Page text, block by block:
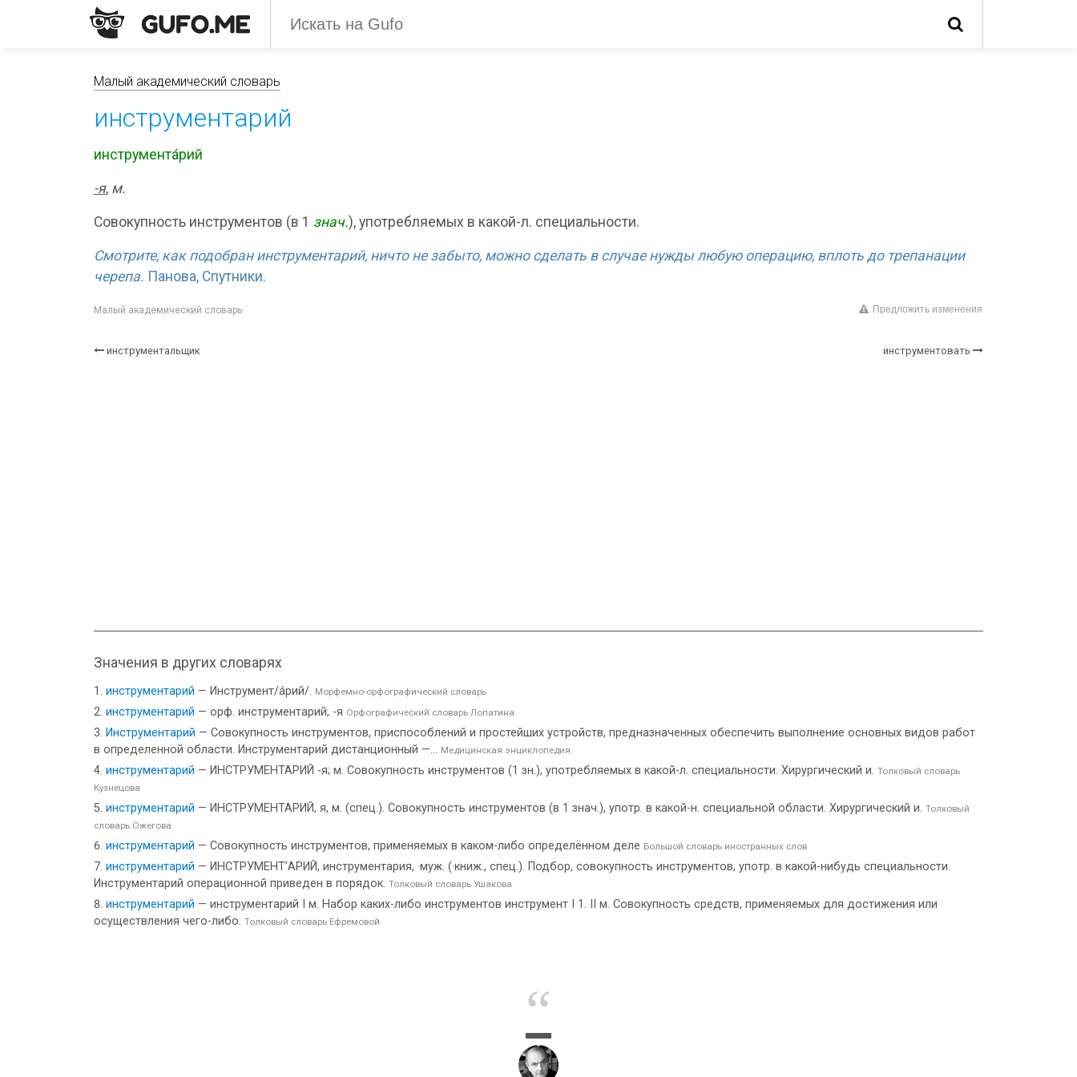
Малый академический словарь
инструментарий
инструмента́рий
-я, м.
Совокупность инструментов (в 1 знач.), употребляемых в какой-л. специальности.
Смотрите, как подобран инструментарий, ничто не забыто, можно сделать в случае нужды любую операцию, вплоть до трепанации
черепа. Панова, Спутники.
Малый академический словарь Предложить изменения
инструментальщик инструментовать
Значения в других словарях
инструментарий — Инструмент/а́рий/. Морфемно-орфографический словарь
инструментарий — орф. инструментарий, -я Орфографический словарь Лопатина
Инструментарий — Совокупность инструментов, приспособлений и простейших устройств, предназначенных обеспечить выполнение основных видов работ
в определенной области. Инструментарий дистанционный —... Медицинская энциклопедия
инструментарий — ИНСТРУМЕНТАРИЙ -я; м. Совокупность инструментов (1 зн.), употребляемых в какой-л. специальности. Хирургический и. Толковый словарь
Кузнецова
инструментарий — ИНСТРУМЕНТАРИЙ, я, м. (спец.). Совокупность инструментов (в 1 знач.), употр. в какой-н. специальной области. Хирургический и. Толковый
словарь Ожегова
инструментарий — Совокупность инструментов, применяемых в каком-либо определённом деле Большой словарь иностранных слов
инструментарий — ИНСТРУМЕНТ’АРИЙ, инструментария, ·муж. (·книж., спец.). Подбор, совокупность инструментов, употр. в какой-нибудь специальности.
Инструментарий операционной приведен в порядок. Толковый словарь Ушакова
инструментарий — инструментарий I м. Набор каких-либо инструментов инструмент I 1. II м. Совокупность средств, применяемых для достижения или
осуществления чего-либо. Толковый словарь Ефремовой